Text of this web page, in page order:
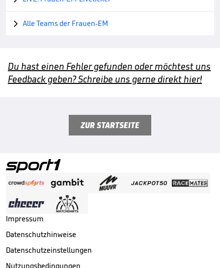
 Alle Teams der Frauen-EM
Du hast einen Fehler gefunden oder möchtest uns
Feedback geben? Schreibe uns gerne direkt hier!
ZUR STARTSEITE
Impressum
Datenschutzhinweise
Datenschutzeinstellungen
Nutzungsbedingungen